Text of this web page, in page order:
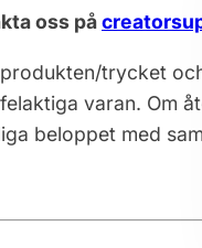
oss på
trycket
varan. Om
beloppet med